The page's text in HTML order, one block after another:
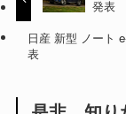
発表
日産 新型 ノート
表